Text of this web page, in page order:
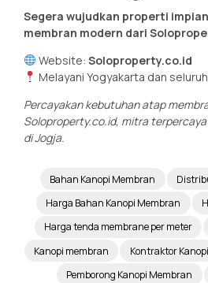
Segera wujudkan properti
membran modern dari
Website: Soloproperty.co.id
Melayani Yogyakarta dan
Percayakan kebutuhan atap
Soloproperty.co.id, mitra
di Jogja.
Bahan Kanopi Membran
Harga Bahan Kanopi Membran
Harga tenda membrane per meter
Kanopi membran
Kontraktor
Pemborong Kanopi Membran